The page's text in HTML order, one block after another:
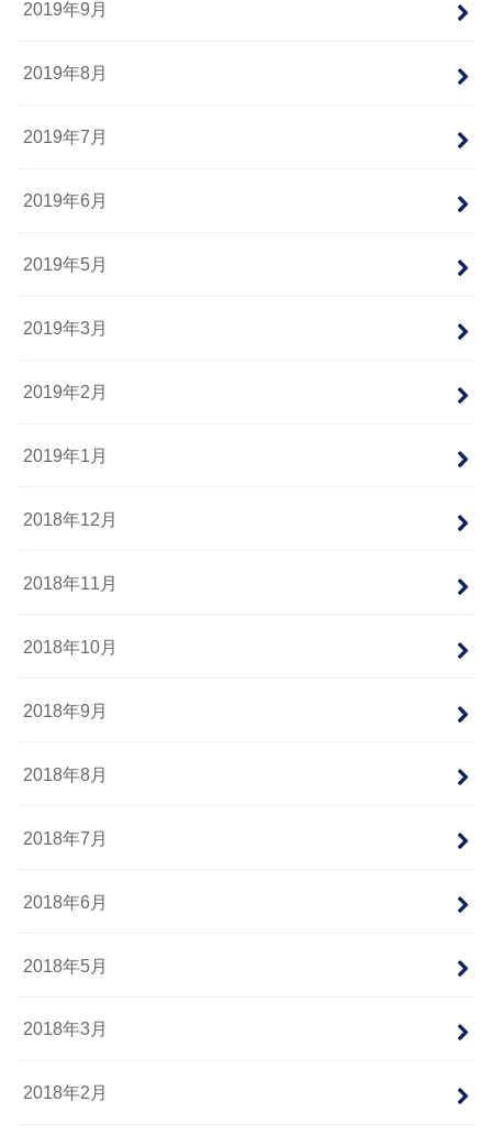
2019年9月
2019年8月
2019年7月
2019年6月
2019年5月
2019年3月
2019年2月
2019年1月
2018年12月
2018年11月
2018年10月
2018年9月
2018年8月
2018年7月
2018年6月
2018年5月
2018年3月
2018年2月